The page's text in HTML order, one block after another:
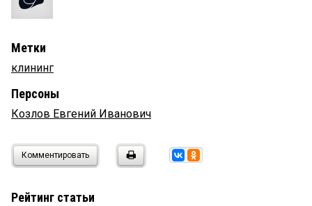
Метки
клининг
Персоны
Козлов Евгений Иванович
Комментировать
Рейтинг статьи